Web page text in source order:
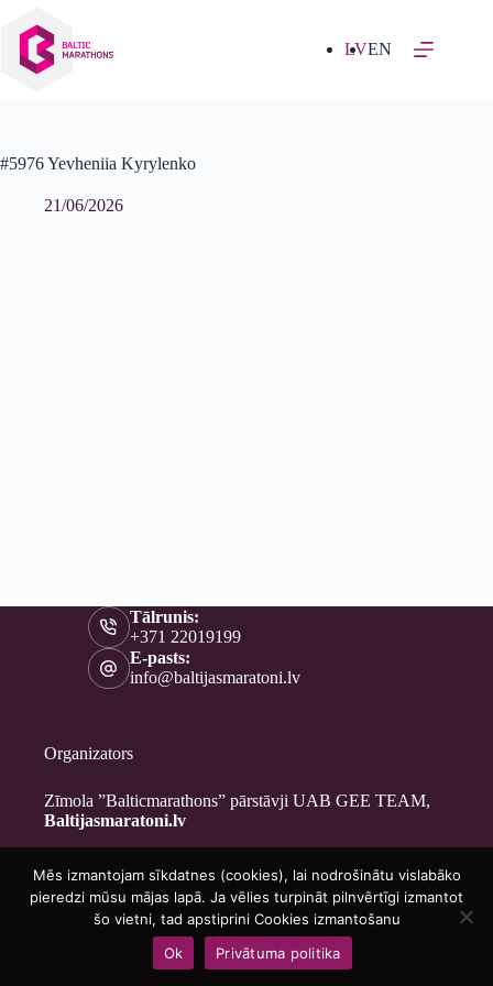
saturu
LVEN
#5976 Yevheniia Kyrylenko
21/06/2026
Tālrunis:
+371 22019199
E-pasts:
info@baltijasmaratoni.lv
Organizators
Zīmola ”Balticmarathons” pārstāvji UAB GEE TEAM,
Baltijasmaratoni.lv
Kontakti
Par mums
Brīvprātīgajiem
Privātuma politika
Copyright © 2026 - Baltijasmaratoni.lv
Mēs izmantojam sīkdatnes (cookies), lai nodrošinātu vislabāko
pieredzi mūsu mājas lapā. Ja vēlies turpināt pilnvērtīgi izmantot
šo vietni, tad apstiprini Cookies izmantošanu
Ok
Privātuma politika